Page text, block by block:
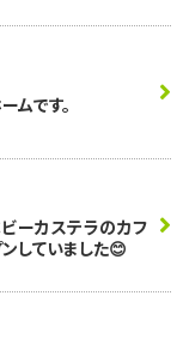
ムです。
ーカステラのカフ
ンしていました😊